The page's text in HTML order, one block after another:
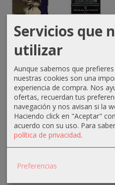
La Batalla
de Kinsale
15,15 €
15,95 €
Hombres de
Acero
22,00 €
Servicios que
utilizar
Aunque sabemos que
nuestras cookies son una
experiencia de compra. Nos
ofertas, recuerdan tus
navegación y nos avisan si la
Haciendo click en "Aceptar"
acuerdo con su uso. Para
política de privacidad.
Preferencias